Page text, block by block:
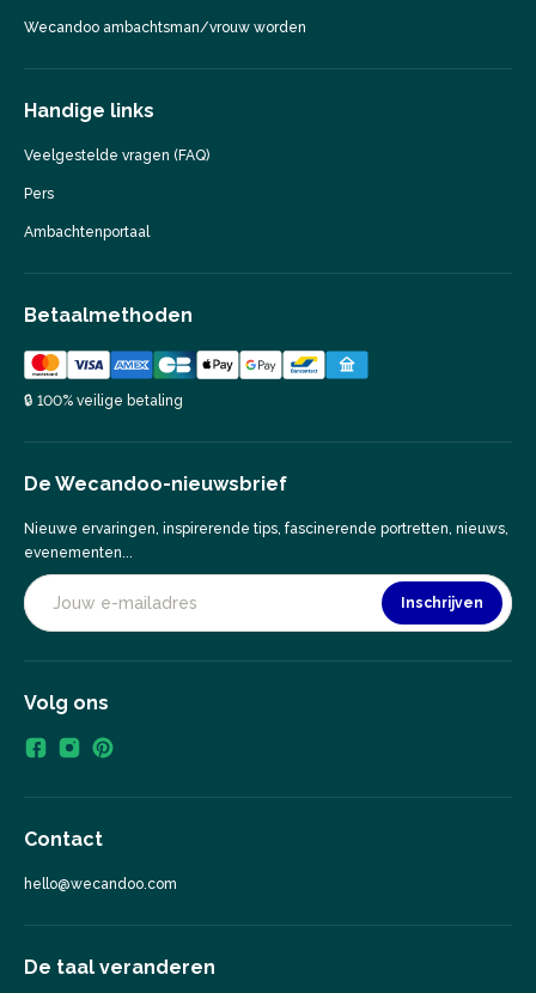
Wecandoo ambachtsman/vrouw worden
Handige links
Veelgestelde vragen (FAQ)
Pers
Ambachtenportaal
Betaalmethoden
🔒 100% veilige betaling
De Wecandoo-nieuwsbrief
Nieuwe ervaringen, inspirerende tips, fascinerende portretten, nieuws,
evenementen...
Inschrijven
Volg ons
Contact
hello@wecandoo.com
De taal veranderen